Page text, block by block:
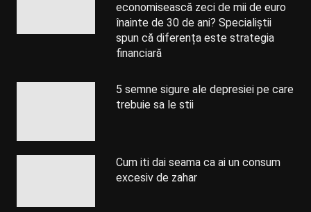
economisească zeci de mii de euro
înainte de 30 de ani? Specialiștii
spun că diferența este strategia
financiară
5 semne sigure ale depresiei pe care
trebuie sa le stii
Cum iti dai seama ca ai un consum
excesiv de zahar